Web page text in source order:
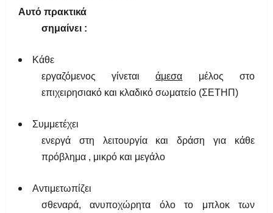
Αυτό πρακτικά
σημαίνει :
Κάθε
εργαζόμενος γίνεταιάμεσα μέλος στο
επιχειρησιακό και κλαδικό σωματείο (ΣΕΤΗΠ)
Συμμετέχει
ενεργά στη λειτουργία και δράση για κάθε
πρόβλημα , μικρό και μεγάλο
Αντιμετωπίζει
σθεναρά, ανυποχώρητα όλο το μπλοκ των